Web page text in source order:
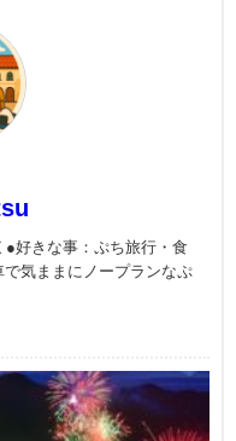
好きな事：ぷち旅行・食
気ままにノープランなぷ